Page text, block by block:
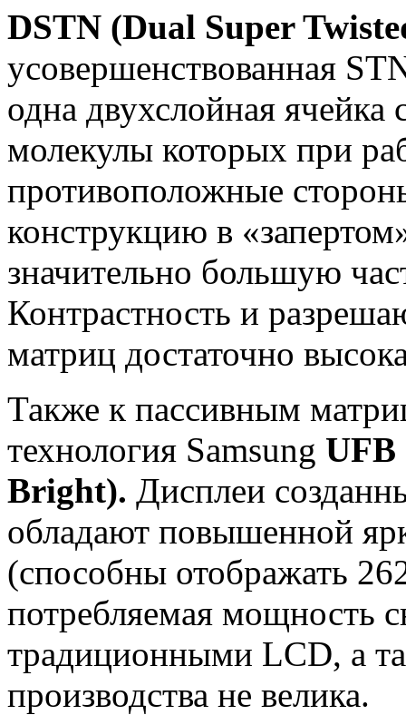
DSTN (Dual Super
усовершенствованная
одна двухслойная ячейка
молекулы которых при
противоположные
конструкцию в
значительно большую
Контрастность и
матриц достаточно
Также к пассивным
технология Samsung UFB
Bright). Дисплеи
обладают повышенной
(способны отображать
потребляемая мощность
традиционными LCD, а
производства не велика.